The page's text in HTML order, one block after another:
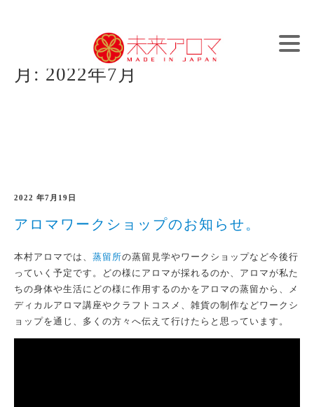
月: 2022年7月
2022 年7月19日
アロマワークショップのお知らせ。
本村アロマでは、 蒸留所の蒸留見学やワークショップなど今後行
っていく予定です。どの様にアロマが採れるのか、アロマが私た
ちの身体や生活にどの様に作用するのかをアロマの蒸留から、メ
ディカルアロマ講座やクラフトコスメ、雑貨の制作などワークシ
ョップを通じ、多くの方々へ伝えて行けたらと思っています。